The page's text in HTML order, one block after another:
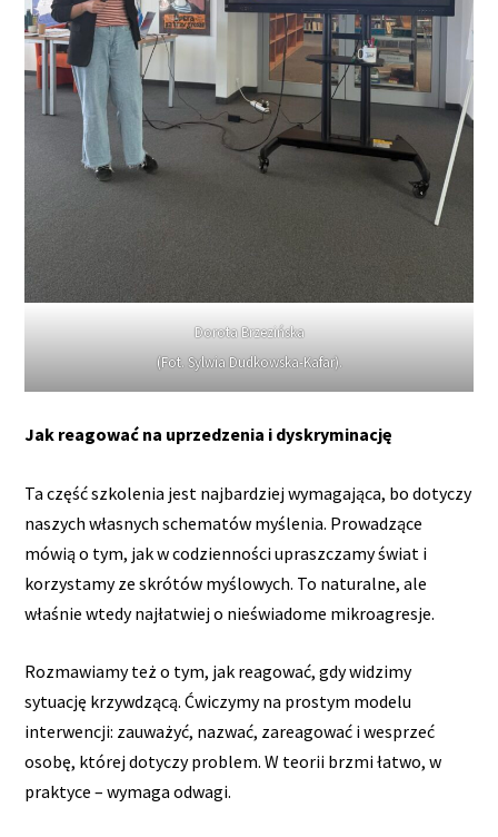
Dorota Brzezińska
(Fot. Sylwia Dudkowska-Kafar).
Jak reagować na uprzedzenia i dyskryminację
Ta część szkolenia jest najbardziej wymagająca, bo dotyczy
naszych własnych schematów myślenia. Prowadzące
mówią o tym, jak w codzienności upraszczamy świat i
korzystamy ze skrótów myślowych. To naturalne, ale
właśnie wtedy najłatwiej o nieświadome mikroagresje.
Rozmawiamy też o tym, jak reagować, gdy widzimy
sytuację krzywdzącą. Ćwiczymy na prostym modelu
interwencji: zauważyć, nazwać, zareagować i wesprzeć
osobę, której dotyczy problem. W teorii brzmi łatwo, w
praktyce – wymaga odwagi.